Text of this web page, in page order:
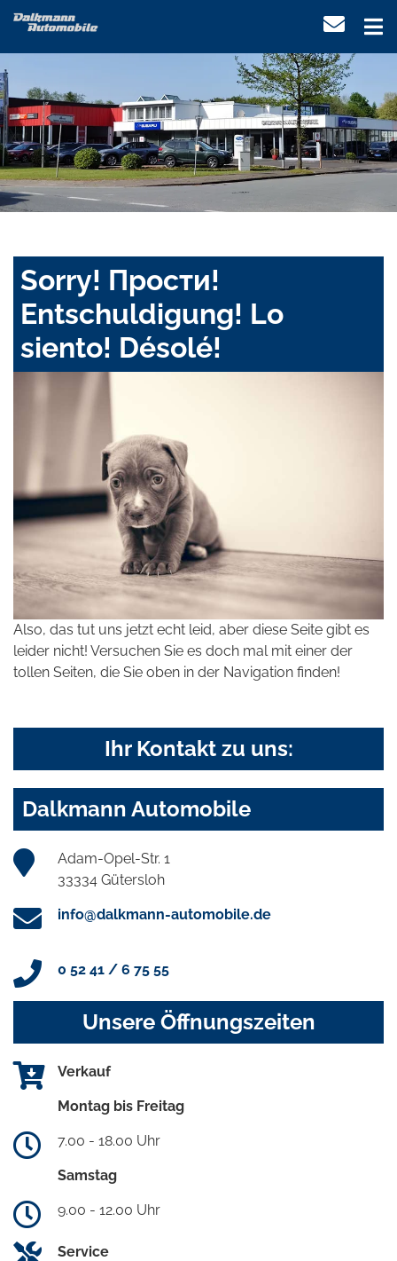
Sorry! Прости!
Entschuldigung! Lo
siento! Désolé!
Also, das tut uns jetzt echt leid, aber diese Seite gibt es
leider nicht! Versuchen Sie es doch mal mit einer der
tollen Seiten, die Sie oben in der Navigation finden!
Ihr Kontakt zu uns:
Dalkmann Automobile
Adam-Opel-Str. 1
33334 Gütersloh
info@dalkmann-automobile.de
0 52 41 / 6 75 55
Unsere Öffnungszeiten
Verkauf
Montag bis Freitag
7.00 - 18.00 Uhr
Samstag
9.00 - 12.00 Uhr
Service